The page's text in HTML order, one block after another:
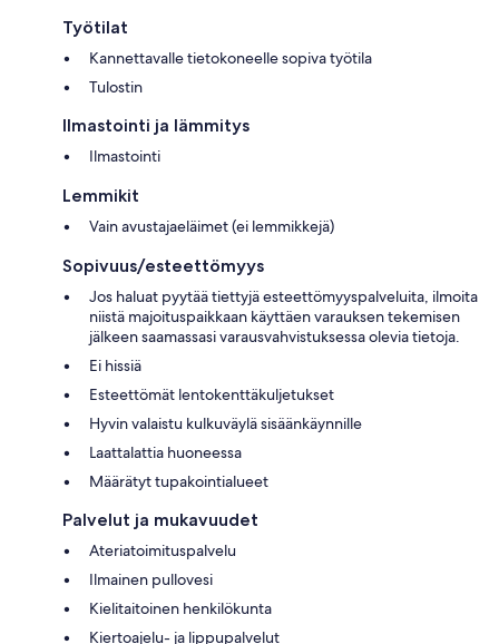
Työtilat
Kannettavalle tietokoneelle sopiva työtila
Tulostin
Ilmastointi ja lämmitys
Ilmastointi
Lemmikit
Vain avustajaeläimet (ei lemmikkejä)
Sopivuus/esteettömyys
Jos haluat pyytää tiettyjä esteettömyyspalveluita, ilmoita
niistä majoituspaikkaan käyttäen varauksen tekemisen
jälkeen saamassasi varausvahvistuksessa olevia tietoja.
Ei hissiä
Esteettömät lentokenttäkuljetukset
Hyvin valaistu kulkuväylä sisäänkäynnille
Laattalattia huoneessa
Määrätyt tupakointialueet
Palvelut ja mukavuudet
Ateriatoimituspalvelu
Ilmainen pullovesi
Kielitaitoinen henkilökunta
Kiertoajelu- ja lippupalvelut